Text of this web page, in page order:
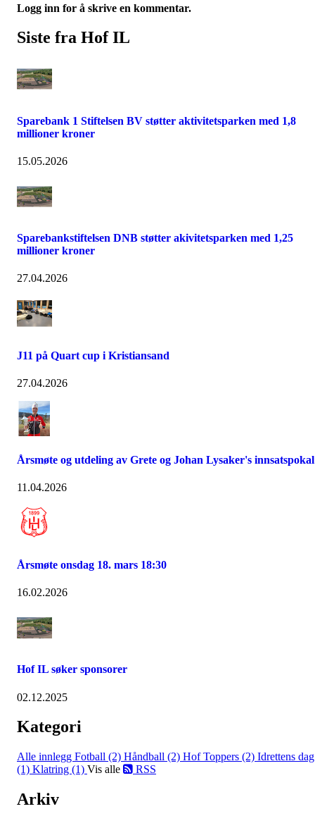
Logg inn for å skrive en kommentar.
Siste fra Hof IL
Sparebank 1 Stiftelsen BV støtter aktivitetsparken med 1,8
millioner kroner
15.05.2026
Sparebankstiftelsen DNB støtter akivitetsparken med 1,25
millioner kroner
27.04.2026
J11 på Quart cup i Kristiansand
27.04.2026
Årsmøte og utdeling av Grete og Johan Lysaker's innsatspokal
11.04.2026
Årsmøte onsdag 18. mars 18:30
16.02.2026
Hof IL søker sponsorer
02.12.2025
Kategori
Alle innlegg Fotball (2) Håndball (2) Hof Toppers (2) Idrettens dag
(1) Klatring (1) Vis alle RSS
Arkiv